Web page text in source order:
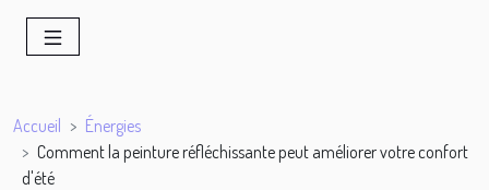
Accueil
Énergies
Comment la peinture réfléchissante peut améliorer votre confort
d'été